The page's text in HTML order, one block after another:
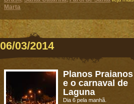
Marta
06/03/2014
Planos Praianos
e o carnaval de
Laguna
Dia 6 pela manhã.